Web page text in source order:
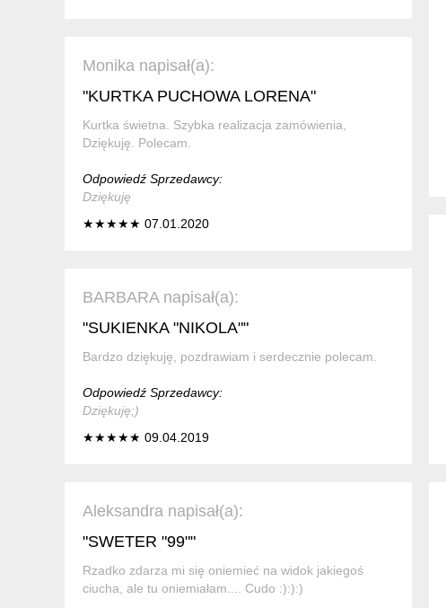
Monika napisał(a):
"KURTKA PUCHOWA LORENA"
Kurtka świetna. Szybka realizacja zamówienia,
Dziękuję. Polecam.
Odpowiedź Sprzedawcy:
Dziękuję
★★★★★ 07.01.2020
BARBARA napisał(a):
"SUKIENKA "NIKOLA""
Bardzo dziękuję, pozdrawiam i serdecznie polecam.
Odpowiedź Sprzedawcy:
Dziękuję;)
★★★★★ 09.04.2019
Aleksandra napisał(a):
"SWETER "99""
Rzadko zdarza mi się oniemieć na widok jakiegoś
ciucha, ale tu oniemiałam.... Cudo :):):)